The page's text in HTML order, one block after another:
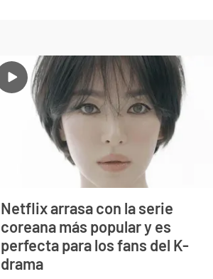
Netflix arrasa con la serie
coreana más popular y es
perfecta para los fans del K-
drama